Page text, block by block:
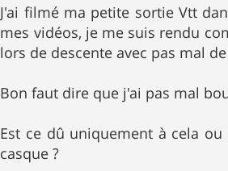
g
e
J'ai filmé ma petite sortie Vtt
mes vidéos, je me suis rendu
lors de descente avec pas mal
Bon faut dire que j'ai pas mal
Est ce dû uniquement à cela
casque ?